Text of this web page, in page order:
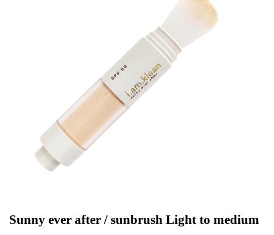
Sunny ever after / sunbrush Light to medium